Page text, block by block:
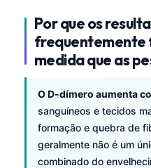
Por que os
frequentemente
medida que as
O D-dímero aumenta
sanguíneos e tecidos
formação e quebra de
geralmente não é um
combinado do